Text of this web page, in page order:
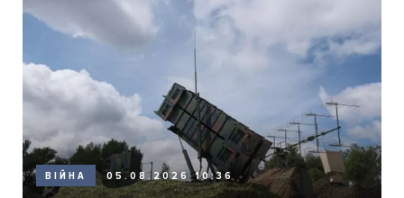
ВІЙНА 05.08.2026 10:36